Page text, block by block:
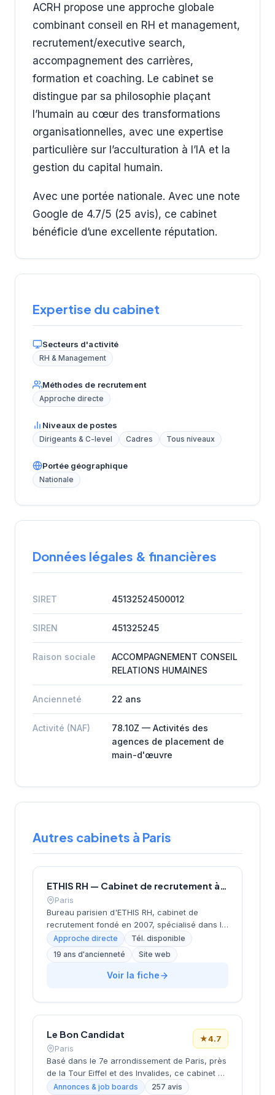
ACRH propose une approche globale
combinant conseil en RH et management,
recrutement/executive search,
accompagnement des carrières,
formation et coaching. Le cabinet se
distingue par sa philosophie plaçant
l’humain au cœur des transformations
organisationnelles, avec une expertise
particulière sur l’acculturation à l’IA et la
gestion du capital humain.
Avec une portée nationale. Avec une note
Google de 4.7/5 (25 avis), ce cabinet
bénéficie d’une excellente réputation.
Expertise du cabinet
Secteurs d'activité
RH & Management
Méthodes de recrutement
Approche directe
Niveaux de postes
Dirigeants & C-level Cadres Tous niveaux
Portée géographique
Nationale
Données légales & financières
SIRET 45132524500012
SIREN 451325245
Raison sociale
ACCOMPAGNEMENT CONSEIL
RELATIONS HUMAINES
Ancienneté 22 ans
Activité (NAF)
78.10Z — Activités des
agences de placement de
main-d'œuvre
Autres cabinets à Paris
ETHIS RH — Cabinet de recrutement à Paris
Paris
Bureau parisien d'ETHIS RH, cabinet de
recrutement fondé en 2007, spécialisé dans le
conseil en ressources humaines, le
recrutement de cadres et dirigeants, le
coaching et l'outplacement. Situé au 16 rue de
Monceau dans le 8e arrondissement de Paris,
Approche directe
Tél. disponible
19 ans d'ancienneté
Site web
Voir la fiche
Le Bon Candidat
Paris
★4.7
Basé dans le 7e arrondissement de Paris, près
de la Tour Eiffel et des Invalides, ce cabinet de
recrutement bénéficie d'une localisation
Annonces & job boards 257 avis